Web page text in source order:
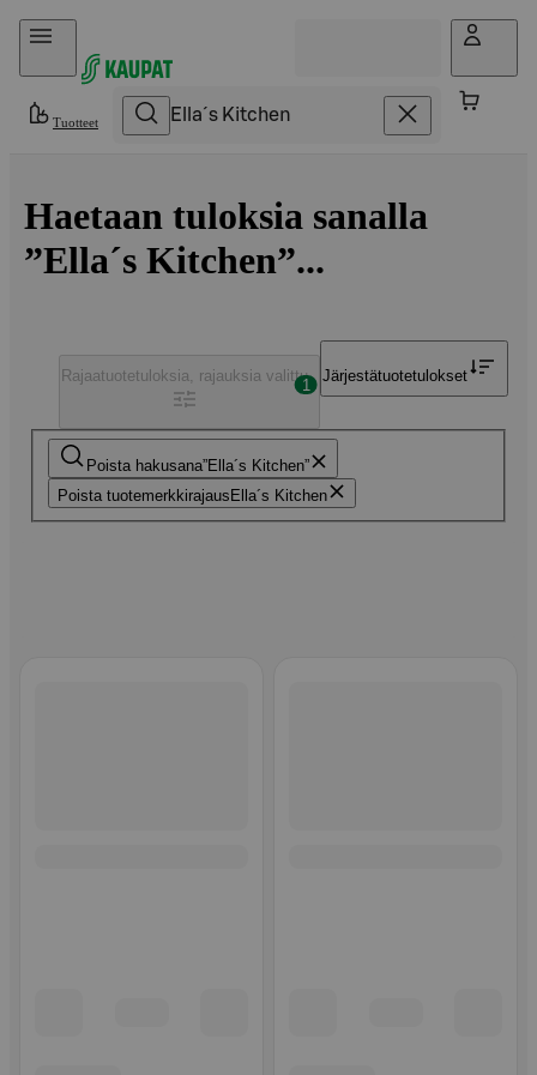
Hyppää sisältöön
Tuotteet
Haetaan tuloksia sanalla
”Ella´s Kitchen”...
Poista hakusana Ella´s Kitchen
Poista tuotemerkkirajaus Ella´s Kitchen
Rajaatuotetuloksia, rajauksia valittu
1
Järjestätuotetulokset